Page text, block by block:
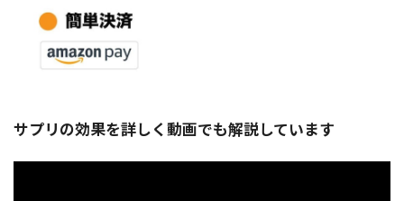
サプリの効果を詳しく動画でも解説しています